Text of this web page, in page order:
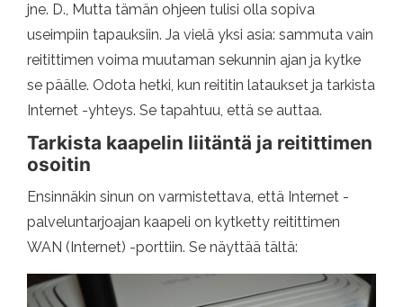
jne. D., Mutta tämän ohjeen tulisi olla sopiva
useimpiin tapauksiin. Ja vielä yksi asia: sammuta vain
reitittimen voima muutaman sekunnin ajan ja kytke
se päälle. Odota hetki, kun reititin lataukset ja tarkista
Internet -yhteys. Se tapahtuu, että se auttaa.
Tarkista kaapelin liitäntä ja reitittimen
osoitin
Ensinnäkin sinun on varmistettava, että Internet -
palveluntarjoajan kaapeli on kytketty reitittimen
WAN (Internet) -porttiin. Se näyttää tältä: